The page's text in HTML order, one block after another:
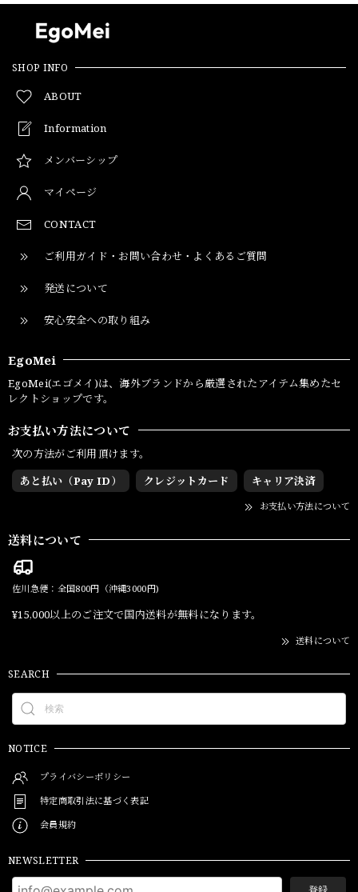
SHOP INFO
ABOUT
Information
メンバーシップ
マイページ
CONTACT
ご利用ガイド・お問い合わせ・よくあるご質問
発送について
安心安全への取り組み
EgoMei
EgoMei(エゴメイ)は、海外ブランドから厳選されたアイテム集めたセ
レクトショップです。
お支払い方法について
次の方法がご利用頂けます。
あと払い（Pay ID）
クレジットカード キャリア決済
お支払い方法について
送料について
佐川急便：全国800円（沖縄3000円)
¥15,000以上のご注文で国内送料が無料になります。
送料について
SEARCH
NOTICE
プライバシーポリシー
特定商取引法に基づく表記
会員規約
NEWSLETTER